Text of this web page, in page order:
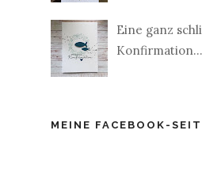
Eine ganz
Konfirmation...
MEINE FACEBOOK-